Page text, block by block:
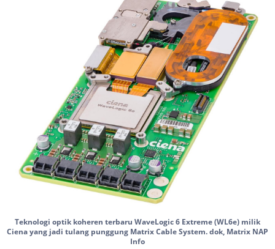
Teknologi optik koheren terbaru WaveLogic 6 Extreme (WL6e) milik
Ciena yang jadi tulang punggung Matrix Cable System. dok, Matrix NAP
Info